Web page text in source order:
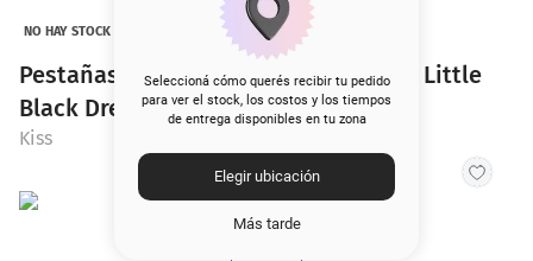
Seleccioná cómo querés recibir tu pedido
para ver el stock, los costos y los tiempos
de entrega disponibles en tu zona
Elegir ubicación
Más tarde
NO HAY STOCK
Pestañas Postizas Kiss Lash Couture Little
Black Dress
Kiss
5. corrector